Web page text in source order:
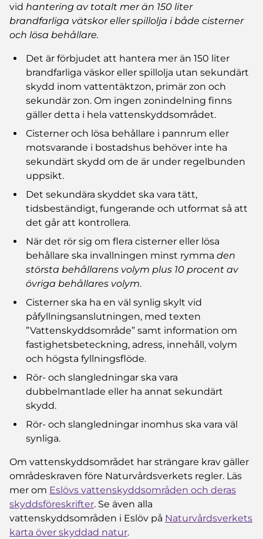
vid hantering av totalt mer än 150 liter
brandfarliga vätskor eller spillolja i både cisterner
och lösa behållare.
Det är förbjudet att hantera mer än 150 liter
brandfarliga väskor eller spillolja utan sekundärt
skydd inom vattentäkt­zon, primär zon och
sekundär zon. Om ingen zonindelning finns
gäller detta i hela vattenskyddsområdet.
Cisterner och lösa behållare i pannrum eller
motsvarande i bostadshus behöver inte ha
sekundärt skydd om de är under regelbunden
uppsikt.
Det sekundära skyddet ska vara tätt,
tidsbeständigt, fungerande och utformat så att
det går att kontrollera.
När det rör sig om flera cisterner eller lösa
behållare ska invallningen minst rymma den
största behållarens volym plus 10 procent av
övriga behållares volym.
Cisterner ska ha en väl synlig skylt vid
påfyllningsanslutningen, med texten
”Vattenskyddsområde” samt information om
fastighetsbeteckning, adress, innehåll, volym
och högsta fyllningsflöde.
Rör- och slangledningar ska vara
dubbelmantlade eller ha annat sekundärt
skydd.
Rör- och slangledningar inomhus ska vara väl
synliga.
Om vattenskyddsområdet har strängare krav gäller
områ­deskraven före Naturvårdsverkets regler. Läs
mer om Eslövs vattenskyddsområden och deras
skyddsföreskrifter. Se även alla
vattenskyddsområden i Eslöv på Naturvårdsverkets
karta över skyddad natur.